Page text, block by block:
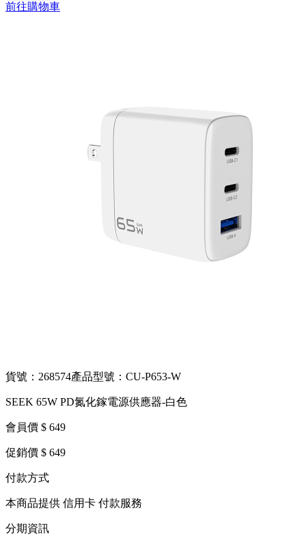
前往購物車
貨號：268574產品型號：CU-P653-W
SEEK 65W PD氮化鎵電源供應器-白色
會員價 $ 649
促銷價 $ 649
付款方式
本商品提供 信用卡 付款服務
分期資訊